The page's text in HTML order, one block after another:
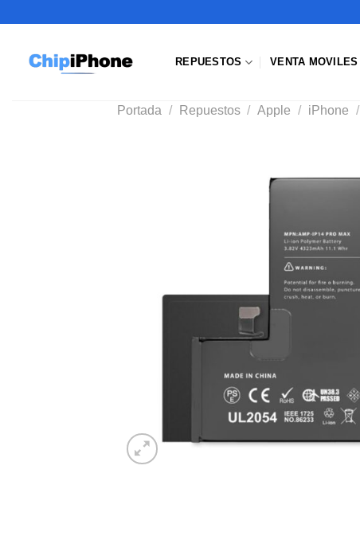
REPUESTOS VENTA MOVILES
Portada / Repuestos / Apple / iPhone /